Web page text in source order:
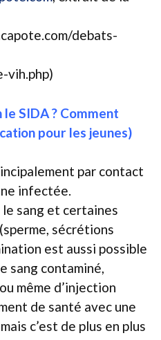
debats-
vih.php)
SIDA ? Comment
pour les jeunes)
par contact
infectée.
sang et certaines
sécrétions
est aussi possible
sang contaminé,
même d’injection
de santé avec une
c’est de plus en plus